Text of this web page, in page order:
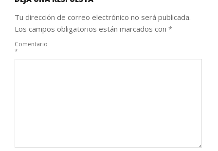
Tu dirección de correo electrónico no será publicada.
Los campos obligatorios están marcados con *
Comentario
*